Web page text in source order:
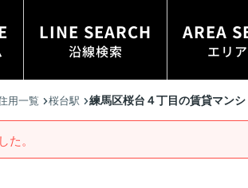
LINE SEARCH
沿線検索
AREA
エリ
用一覧 桜台駅 練馬区桜台４丁目の賃貸マンシ
た。